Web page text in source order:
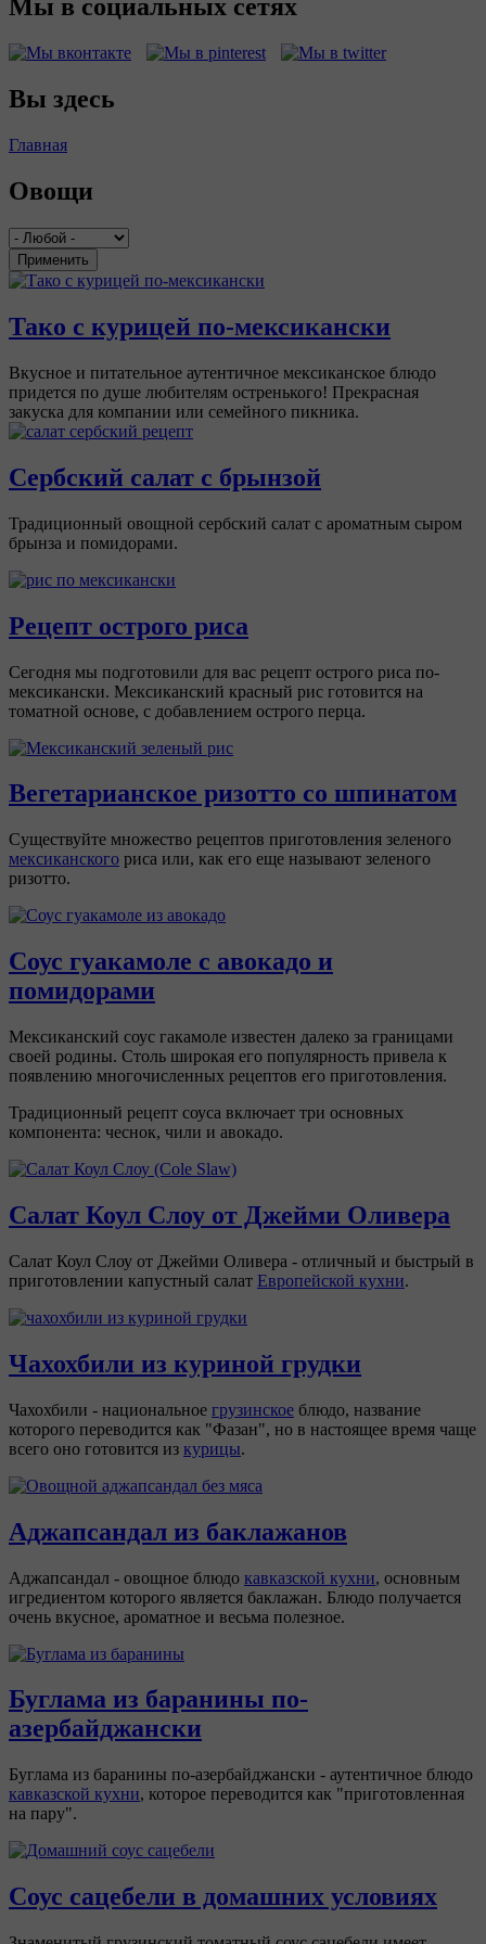
Мы в социальных сетях
Вы здесь
Главная
Овощи
Применить
Тако с курицей по-мексикански
Вкусное и питательное аутентичное мексиканское блюдо
придется по душе любителям остренького! Прекрасная
закуска для компании или семейного пикника.
Сербский салат с брынзой
Традиционный овощной сербский салат с ароматным сыром
брынза и помидорами.
Рецепт острого риса
Сегодня мы подготовили для вас рецепт острого риса по-
мексикански. Мексиканский красный рис готовится на
томатной основе, с добавлением острого перца.
Вегетарианское ризотто со шпинатом
Существуйте множество рецептов приготовления зеленого
мексиканского риса или, как его еще называют зеленого
ризотто.
Соус гуакамоле с авокадо и
помидорами
Мексиканский соус гакамоле известен далеко за границами
своей родины. Столь широкая его популярность привела к
появлению многочисленных рецептов его приготовления.
Традиционный рецепт соуса включает три основных
компонента: чеснок, чили и авокадо.
Салат Коул Слоу от Джейми Оливера
Салат Коул Слоу от Джейми Оливера - отличный и быстрый в
приготовлении капустный салат Европейской кухни.
Чахохбили из куриной грудки
Чахохбили - национальное грузинское блюдо, название
которого переводится как "Фазан", но в настоящее время чаще
всего оно готовится из курицы.
Аджапсандал из баклажанов
Аджапсандал - овощное блюдо кавказской кухни, основным
игредиентом которого является баклажан. Блюдо получается
очень вкусное, ароматное и весьма полезное.
Буглама из баранины по-
азербайджански
Буглама из баранины по-азербайджански - аутентичное блюдо
кавказской кухни, которое переводится как "приготовленная
на пару".
Соус сацебели в домашних условиях